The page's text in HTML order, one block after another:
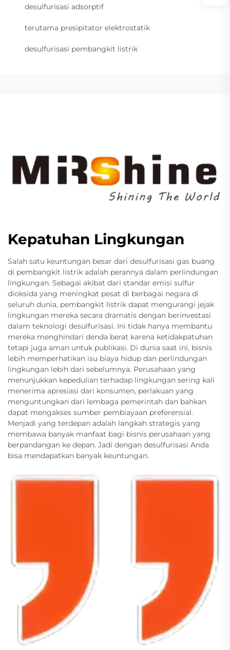
desulfurisasi adsorptif
terutama presipitator elektrostatik
desulfurisasi pembangkit listrik
Kepatuhan Lingkungan
Salah satu keuntungan besar dari desulfurisasi gas buang
di pembangkit listrik adalah perannya dalam perlindungan
lingkungan. Sebagai akibat dari standar emisi sulfur
dioksida yang meningkat pesat di berbagai negara di
seluruh dunia, pembangkit listrik dapat mengurangi jejak
lingkungan mereka secara dramatis dengan berinvestasi
dalam teknologi desulfurisasi. Ini tidak hanya membantu
mereka menghindari denda berat karena ketidakpatuhan
tetapi juga aman untuk publikasi. Di dunia saat ini, bisnis
lebih memperhatikan isu biaya hidup dan perlindungan
lingkungan lebih dari sebelumnya. Perusahaan yang
menunjukkan kepedulian terhadap lingkungan sering kali
menerima apresiasi dari konsumen, perlakuan yang
menguntungkan dari lembaga pemerintah dan bahkan
dapat mengakses sumber pembiayaan preferensial.
Menjadi yang terdepan adalah langkah strategis yang
membawa banyak manfaat bagi bisnis perusahaan yang
berpandangan ke depan. Jadi dengan desulfurisasi Anda
bisa mendapatkan banyak keuntungan.